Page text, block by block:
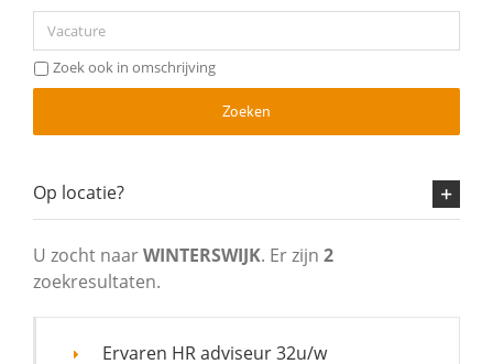
Zoek ook in omschrijving
Zoeken
Op locatie?
U zocht naarWINTERSWIJK. Er zijn 2
zoekresultaten.
Ervaren HR adviseur 32u/w